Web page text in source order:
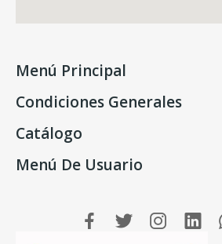
Menú Principal
Condiciones Generales
Catálogo
Menú De Usuario